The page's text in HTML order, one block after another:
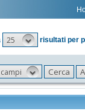
25 risultati per